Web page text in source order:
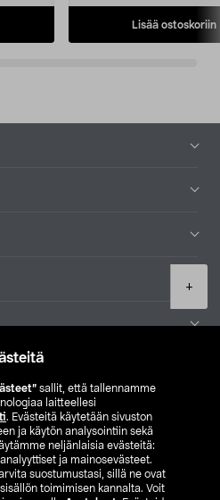
sallit, että tallennamme
laitteellesi
. Evästeitä käytetään sivuston
ja käytön analysointiin sekä
neljänlaisia evästeitä:
ja mainosevästeet.
suostumustasi, sillä ne ovat
toimimisen kannalta. Voit
+
Lisää ostoskoriin
myymälä
NO FI
SV